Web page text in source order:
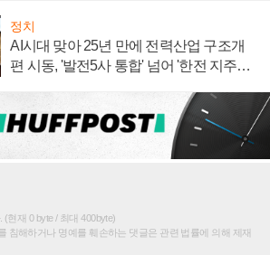
정치
AI시대 맞아 25년 만에 전력산업 구조개
편 시동, '발전5사 통합' 넘어 '한전 지주사'
현재 0 byte / 최대 400byte)
침해하거나 명예를 훼손하는 댓글은 관련 법률에 의해 제재